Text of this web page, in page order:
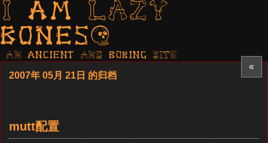
I am LAZY
bones?
AN ancient AND boring SITE
«
2007年 05月 21日 的归档
mutt配置